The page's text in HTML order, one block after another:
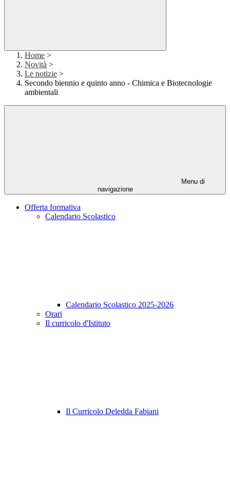
Home >
Novità >
Le notizie >
Secondo biennio e quinto anno - Chimica e Biotecnologie
ambientali
Menu di
navigazione
Offerta formativa
Calendario Scolastico
Calendario Scolastico 2025-2026
Orari
Il curricolo d'Istituto
Il Curricolo Deledda Fabiani